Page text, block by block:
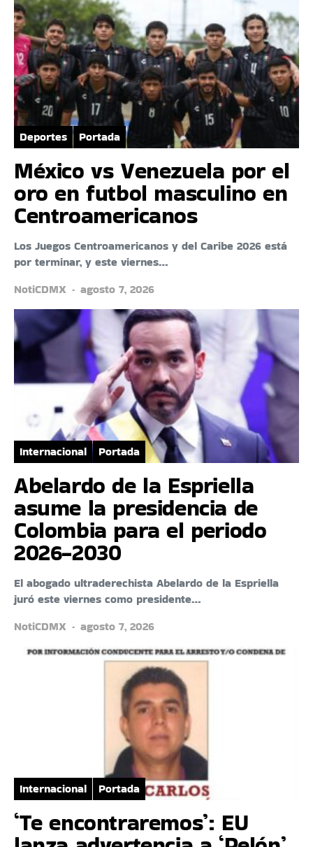
Deportes Portada
México vs Venezuela por el
oro en futbol masculino en
Centroamericanos
Los Juegos Centroamericanos y del Caribe 2026 está
por terminar, y este viernes…
NotiCDMX
agosto 7, 2026
Internacional Portada
Abelardo de la Espriella
asume la presidencia de
Colombia para el periodo
2026-2030
El abogado ultraderechista Abelardo de la Espriella
juró este viernes como presidente…
NotiCDMX
agosto 7, 2026
Internacional Portada
‘Te encontraremos’: EU